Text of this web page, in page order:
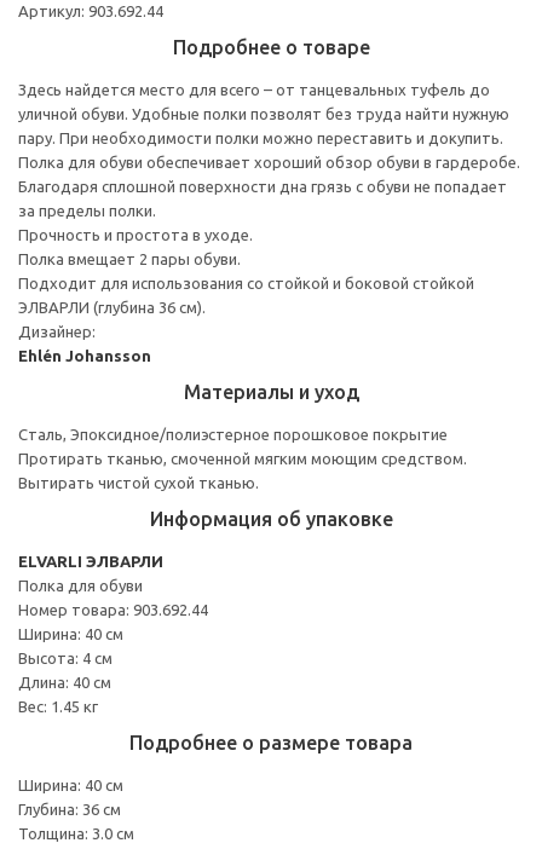
Артикул: 903.692.44
Подробнее о товаре
Здесь найдется место для всего – от танцевальных туфель до
уличной обуви. Удобные полки позволят без труда найти нужную
пару. При необходимости полки можно переставить и докупить.
Полка для обуви обеспечивает хороший обзор обуви в гардеробе.
Благодаря сплошной поверхности дна грязь с обуви не попадает
за пределы полки.
Прочность и простота в уходе.
Полка вмещает 2 пары обуви.
Подходит для использования со стойкой и боковой стойкой
ЭЛВАРЛИ (глубина 36 см).
Дизайнер:
Ehlén Johansson
Материалы и уход
Сталь, Эпоксидное/полиэстерное порошковое покрытие
Протирать тканью, смоченной мягким моющим средством.
Вытирать чистой сухой тканью.
Информация об упаковке
ELVARLI ЭЛВАРЛИ
Полка для обуви
Номер товара: 903.692.44
Ширина: 40 см
Высота: 4 см
Длина: 40 см
Вес: 1.45 кг
Подробнее о размере товара
Ширина: 40 см
Глубина: 36 см
Толщина: 3.0 см